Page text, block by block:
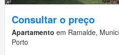
Consultar o preço
Apartamento em Ramalde,
Porto